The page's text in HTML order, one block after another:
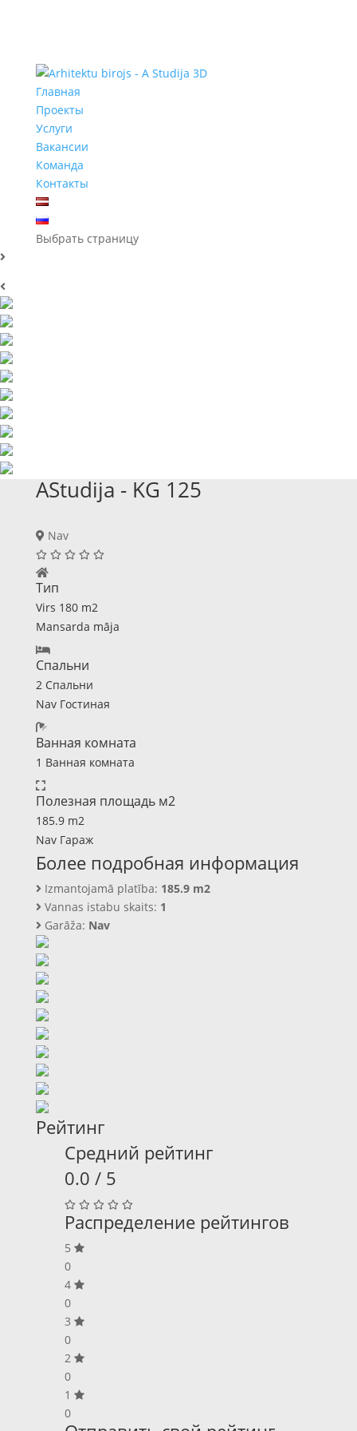
Главная
Проекты
Услуги
Вакансии
Команда
Контакты
Выбрать страницу
AStudija - KG 125
Nav
Тип
Virs 180 m2
Mansarda māja
Спальни
2 Спальни
Nav Гостиная
Ванная комната
1 Ванная комната
Полезная площадь м2
185.9 m2
Nav Гараж
Более подробная информация
Izmantojamā platība: 185.9 m2
Vannas istabu skaits: 1
Garāža: Nav
Рейтинг
Средний рейтинг
0.0 / 5
Распределение рейтингов
5
0
4
0
3
0
2
0
1
0